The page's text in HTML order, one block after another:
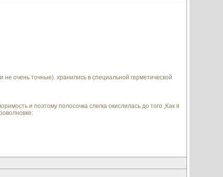
очень точные). хранились в специальной герметической
и поэтому полосочка слегка окислилась до того ,Как я